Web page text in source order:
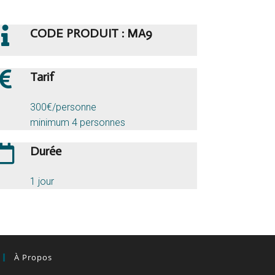
CODE PRODUIT : MA9
Tarif
300€/personne
minimum 4 personnes
Durée
1 jour
À Propos